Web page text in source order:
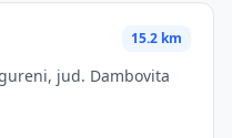
15.2 km
jud. Dambovita